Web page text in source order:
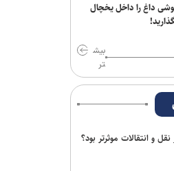
داغ را داخل یخچال
بیش
تر
و انتقالات موثرتر بود؟